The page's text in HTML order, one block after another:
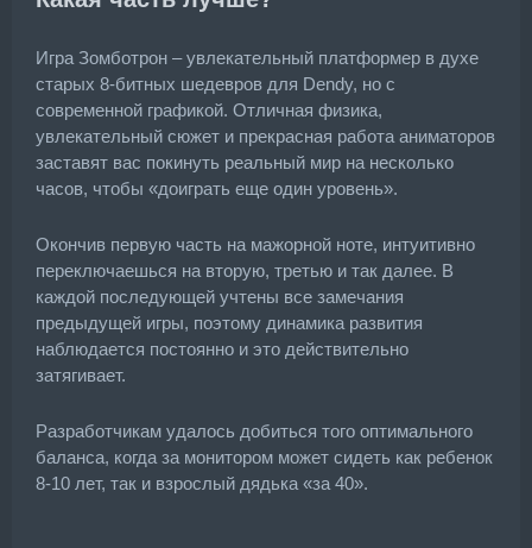
Игра Зомботрон – увлекательный платформер в духе
старых 8-битных шедевров для Dendy, но с
современной графикой. Отличная физика,
увлекательный сюжет и прекрасная работа аниматоров
заставят вас покинуть реальный мир на несколько
часов, чтобы «доиграть еще один уровень».
Окончив первую часть на мажорной ноте, интуитивно
переключаешься на вторую, третью и так далее. В
каждой последующей учтены все замечания
предыдущей игры, поэтому динамика развития
наблюдается постоянно и это действительно
затягивает.
Разработчикам удалось добиться того оптимального
баланса, когда за монитором может сидеть как ребенок
8-10 лет, так и взрослый дядька «за 40».